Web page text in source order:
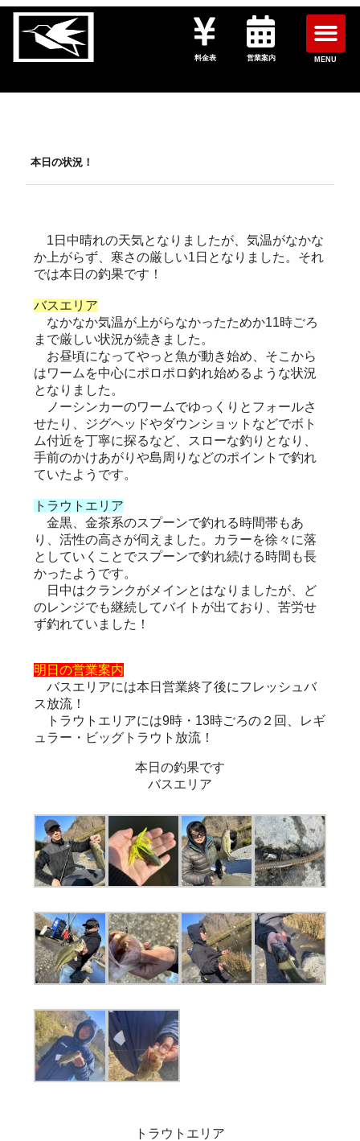
料金表 営業案内 MENU
本日の状況！
1日中晴れの天気となりましたが、気温がなかな
か上がらず、寒さの厳しい1日となりました。それ
では本日の釣果です！
バスエリア
なかなか気温が上がらなかったためか11時ごろ
まで厳しい状況が続きました。
お昼頃になってやっと魚が動き始め、そこから
はワームを中心にポロポロ釣れ始めるような状況
となりました。
ノーシンカーのワームでゆっくりとフォールさ
せたり、ジグヘッドやダウンショットなどでボト
ム付近を丁寧に探るなど、スローな釣りとなり、
手前のかけあがりや島周りなどのポイントで釣れ
ていたようです。
トラウトエリア
金黒、金茶系のスプーンで釣れる時間帯もあ
り、活性の高さが伺えました。カラーを徐々に落
としていくことでスプーンで釣れ続ける時間も長
かったようです。
日中はクランクがメインとはなりましたが、ど
のレンジでも継続してバイトが出ており、苦労せ
ず釣れていました！
明日の営業案内
バスエリアには本日営業終了後にフレッシュバ
ス放流！
トラウトエリアには9時・13時ごろの２回、レギ
ュラー・ビッグトラウト放流！
本日の釣果です
バスエリア
トラウトエリア